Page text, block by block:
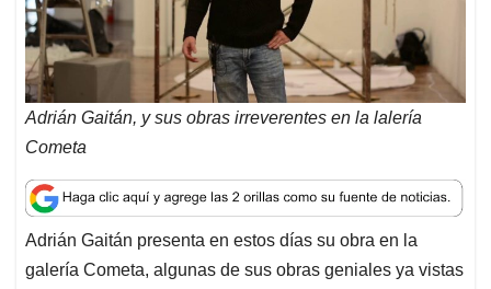
Adrián Gaitán, y sus obras irreverentes en la lalería
Cometa
Adrián Gaitán presenta en estos días su obra en la
galería Cometa, algunas de sus obras geniales ya vistas